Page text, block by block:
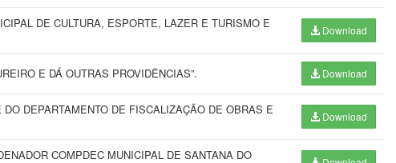
DE CULTURA, ESPORTE, LAZER E TURISMO E
Download
E DÁ OUTRAS PROVIDÊNCIAS”. Download
DEPARTAMENTO DE FISCALIZAÇÃO DE OBRAS E
Download
COMPDEC MUNICIPAL DE SANTANA DO